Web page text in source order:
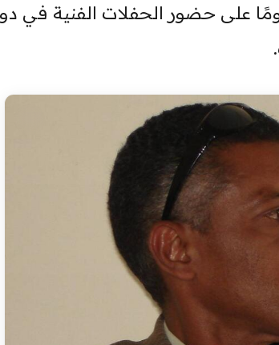
على حضور الحفلات الفنية في